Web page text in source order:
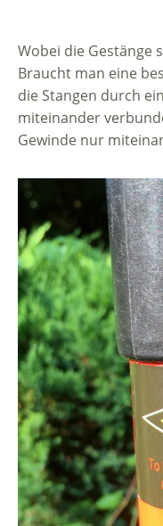
Wobei die Gestänge
Braucht man eine
die Stangen durch
miteinander
Gewinde nur